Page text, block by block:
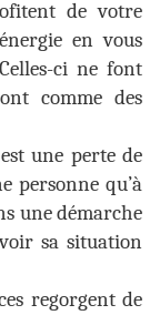
de votre
en vous
ci ne font
comme des
une perte de
personne qu’à
une démarche
sa situation
regorgent de